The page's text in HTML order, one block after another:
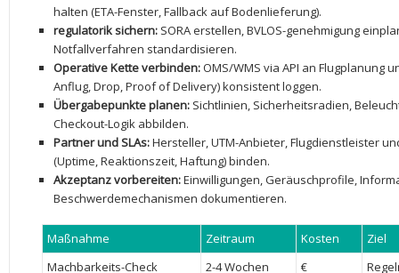
halten (ETA-Fenster, Fallback auf Bodenlieferung).
regulatorik sichern: ⁤SORA ​erstellen, ⁣BVLOS-genehmigung
Notfallverfahren ‍standardisieren.
Operative ‍Kette verbinden:OMS/WMS via‍ API an Flugplanung
Anflug, Drop, Proof of Delivery) konsistent loggen.
Übergabepunkte planen: Sichtlinien, Sicherheitsradien,
Checkout-Logik abbilden.
Partner und SLAs:⁤Hersteller, UTM-Anbieter, Flugdienstleister
(Uptime,‍ Reaktionszeit, ​Haftung) binden.
Akzeptanz vorbereiten:Einwilligungen, Geräuschprofile,
Beschwerdemechanismen⁢ dokumentieren.
Maßnahme Zeitraum Kosten
Ziel
Machbarkeits-Check
2-4 Wochen €